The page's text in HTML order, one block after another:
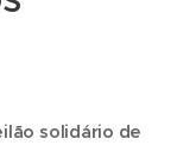
solidário de